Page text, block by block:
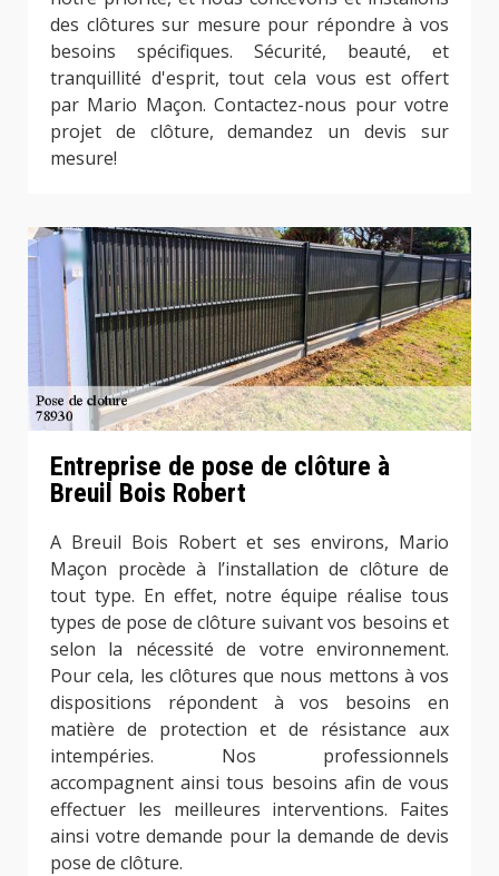
des clôtures sur mesure pour répondre à vos
besoins spécifiques. Sécurité, beauté, et
tranquillité d'esprit, tout cela vous est offert
par Mario Maçon. Contactez-nous pour votre
projet de clôture, demandez un devis sur
mesure!
Entreprise de pose de clôture à
Breuil Bois Robert
A Breuil Bois Robert et ses environs, Mario
Maçon procède à l’installation de clôture de
tout type. En effet, notre équipe réalise tous
types de pose de clôture suivant vos besoins et
selon la nécessité de votre environnement.
Pour cela, les clôtures que nous mettons à vos
dispositions répondent à vos besoins en
matière de protection et de résistance aux
intempéries. Nos professionnels
accompagnent ainsi tous besoins afin de vous
effectuer les meilleures interventions. Faites
ainsi votre demande pour la demande de devis
pose de clôture.